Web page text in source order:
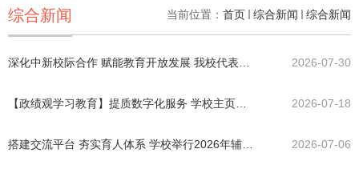
当前位置： 首页 综合新闻 综合新闻
综合新闻
2026-07-30
2026-07-18
2026-07-06